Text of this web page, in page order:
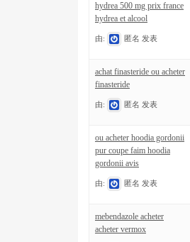
hydrea 500 mg prix france
hydrea et alcool
由: 匿名 发表
achat finasteride ou acheter
finasteride
由: 匿名 发表
ou acheter hoodia gordonii
pur coupe faim hoodia
gordonii avis
由: 匿名 发表
mebendazole acheter
acheter vermox